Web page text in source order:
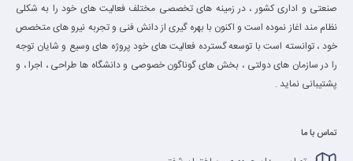
صنعتی و اداری کشور ، در زمینه های تخصصی مختلف فعالیت های خود را به شکلی
نظام مند اغاز نموده است و اکنون با بهره گیری از دانش فنی و تجربه نیرو های متخصص
خود ، توانسته است با توسعه گسترده فعالیت های خود پروژه های وسیع و شایان توجه
را در سازمان های دولتی ، بخش های گوناگون خصوصی و دانشگاه ها طراحی ، اجرا ، و
پشتیبانی نماید .
تماس با ما